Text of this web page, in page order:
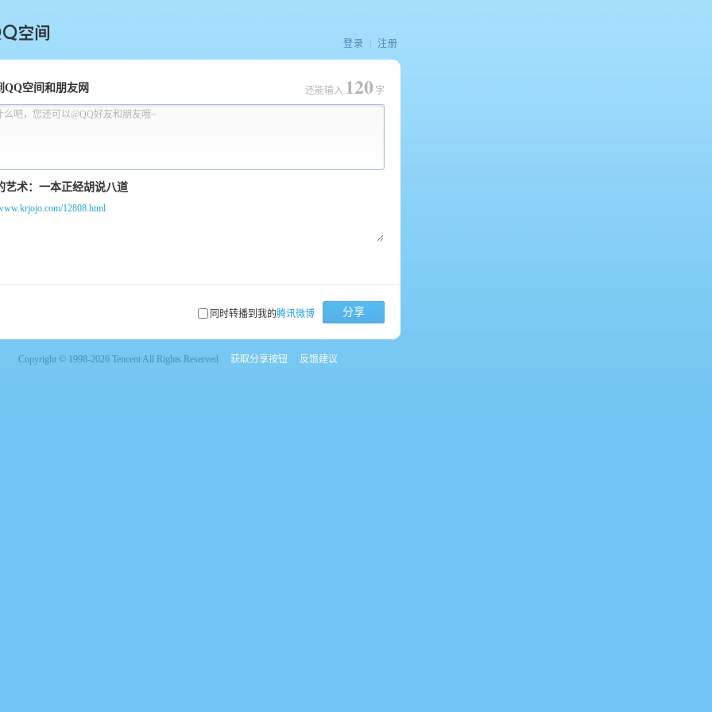
间
登录 注册
QQ空间和朋友网
么吧，您还可以@QQ好友和朋友哦~
还能输入 120 字
12808.html
同时转播到我的腾讯微博 分享
Copyright © 1998-2026 Tencent All Rights Reserved 获取分享按钮 反馈建议